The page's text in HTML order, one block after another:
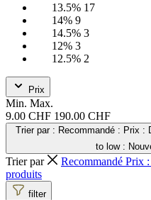
13.5% 17
14% 9
14.5% 3
12% 3
12.5% 2
Prix
Min. Max.
9.00 CHF 190.00 CHF
Trier par : Recommandé : Prix :
to low :
Trier par Recommandé Prix :
produits
filter